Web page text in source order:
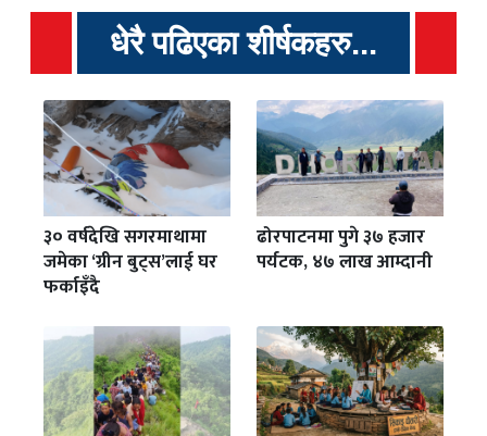
धेरै पढिएका शीर्षकहरु...
३० वर्षदेखि सगरमाथामा
जमेका ‘ग्रीन बुट्स’लाई घर
फर्काइँदै
ढोरपाटनमा पुगे ३७ हजार
पर्यटक, ४७ लाख आम्दानी